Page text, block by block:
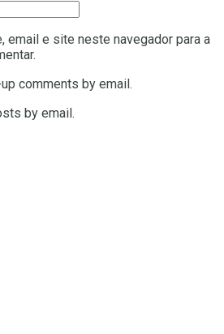
email e site neste navegador para a
comments by email.
by email.